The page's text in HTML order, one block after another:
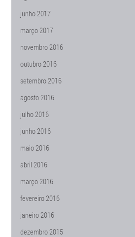
junho 2017
março 2017
novembro 2016
outubro 2016
setembro 2016
agosto 2016
julho 2016
junho 2016
maio 2016
abril 2016
março 2016
fevereiro 2016
janeiro 2016
dezembro 2015